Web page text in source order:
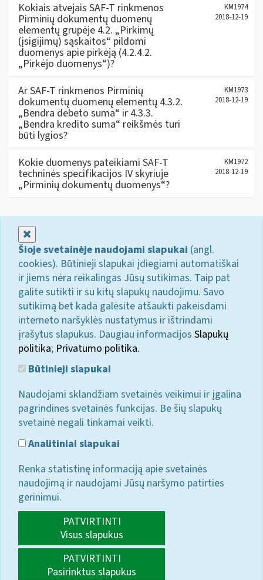
Kokiais atvejais SAF-T rinkmenos
Pirminių dokumentų duomenų
elementų grupėje 4.2. „Pirkimų
(įsigijimų) sąskaitos“ pildomi
duomenys apie pirkėją (4.2.4.2.
„Pirkėjo duomenys“)?
KM1974
2018-12-19
Ar SAF-T rinkmenos Pirminių
dokumentų duomenų elementų 4.3.2.
„Bendra debeto suma“ ir 4.3.3.
„Bendra kredito suma“ reikšmės turi
būti lygios?
KM1973
2018-12-19
Kokie duomenys pateikiami SAF-T
techninės specifikacijos IV skyriuje
„Pirminių dokumentų duomenys“?
KM1972
2018-12-19
Šioje svetainėje naudojami slapukai (angl.
cookies). Būtinieji slapukai įdiegiami automatiškai
ir jiems nėra reikalingas Jūsų sutikimas. Taip pat
galite sutikti ir su kitų slapukų naudojimu. Savo
sutikimą bet kada galėsite atšaukti pakeisdami
interneto naršyklės nustatymus ir ištrindami
įrašytus slapukus. Daugiau informacijos Slapukų
politika; Privatumo politika.
Būtinieji slapukai
Naudojami sklandžiam svetainės veikimui ir įgalina
pagrindines svetainės funkcijas. Be šių slapukų
svetainė negali tinkamai veikti.
Analitiniai slapukai
Renka statistinę informaciją apie svetainės
naudojimą ir naudojami Jūsų naršymo patirties
gerinimui.
PATVIRTINTI
Visus slapukus
PATVIRTINTI
Pasirinktus slapukus